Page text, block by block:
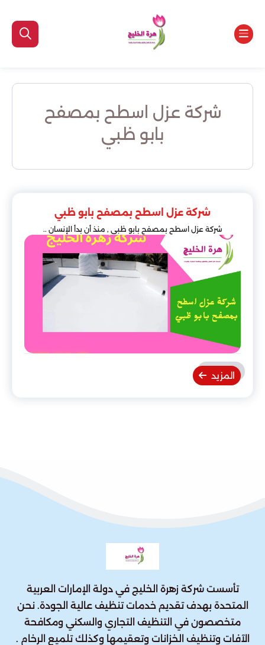
شركة عزل اسطح بمصفح
بابو ظبي
شركة عزل اسطح بمصفح بابو ظبي
شركة عزل اسطح بمصفح بابو ظبي , منذ أن بدأ الإنسان ..
المزيد
تأسست شركة زهرة الخليج في دولة الإمارات العربية
المتحدة بهدف تقديم خدمات تنظيف عالية الجودة. نحن
متخصصون في التنظيف التجاري والسكني ومكافحة
الآفات وتنظيف الخزانات وتعقيمها وكذلك تلميع الرخام .